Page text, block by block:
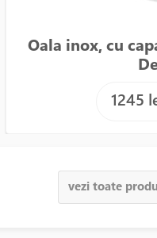
Oala inox, cu
1245
vezi toate